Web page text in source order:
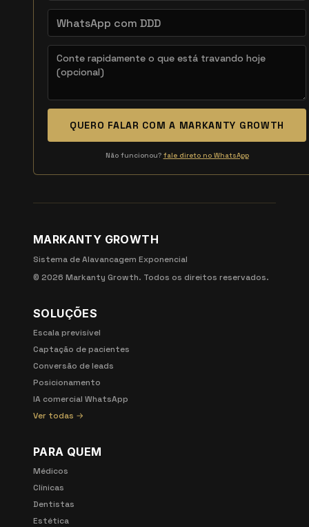
QUERO FALAR COM A MARKANTY GROWTH
Não funcionou? fale direto no WhatsApp
MARKANTY GROWTH
Sistema de Alavancagem Exponencial
© 2026 Markanty Growth. Todos os direitos reservados.
SOLUÇÕES
Escala previsível
Captação de pacientes
Conversão de leads
Posicionamento
IA comercial WhatsApp
Ver todas →
PARA QUEM
Médicos
Clínicas
Dentistas
Estética